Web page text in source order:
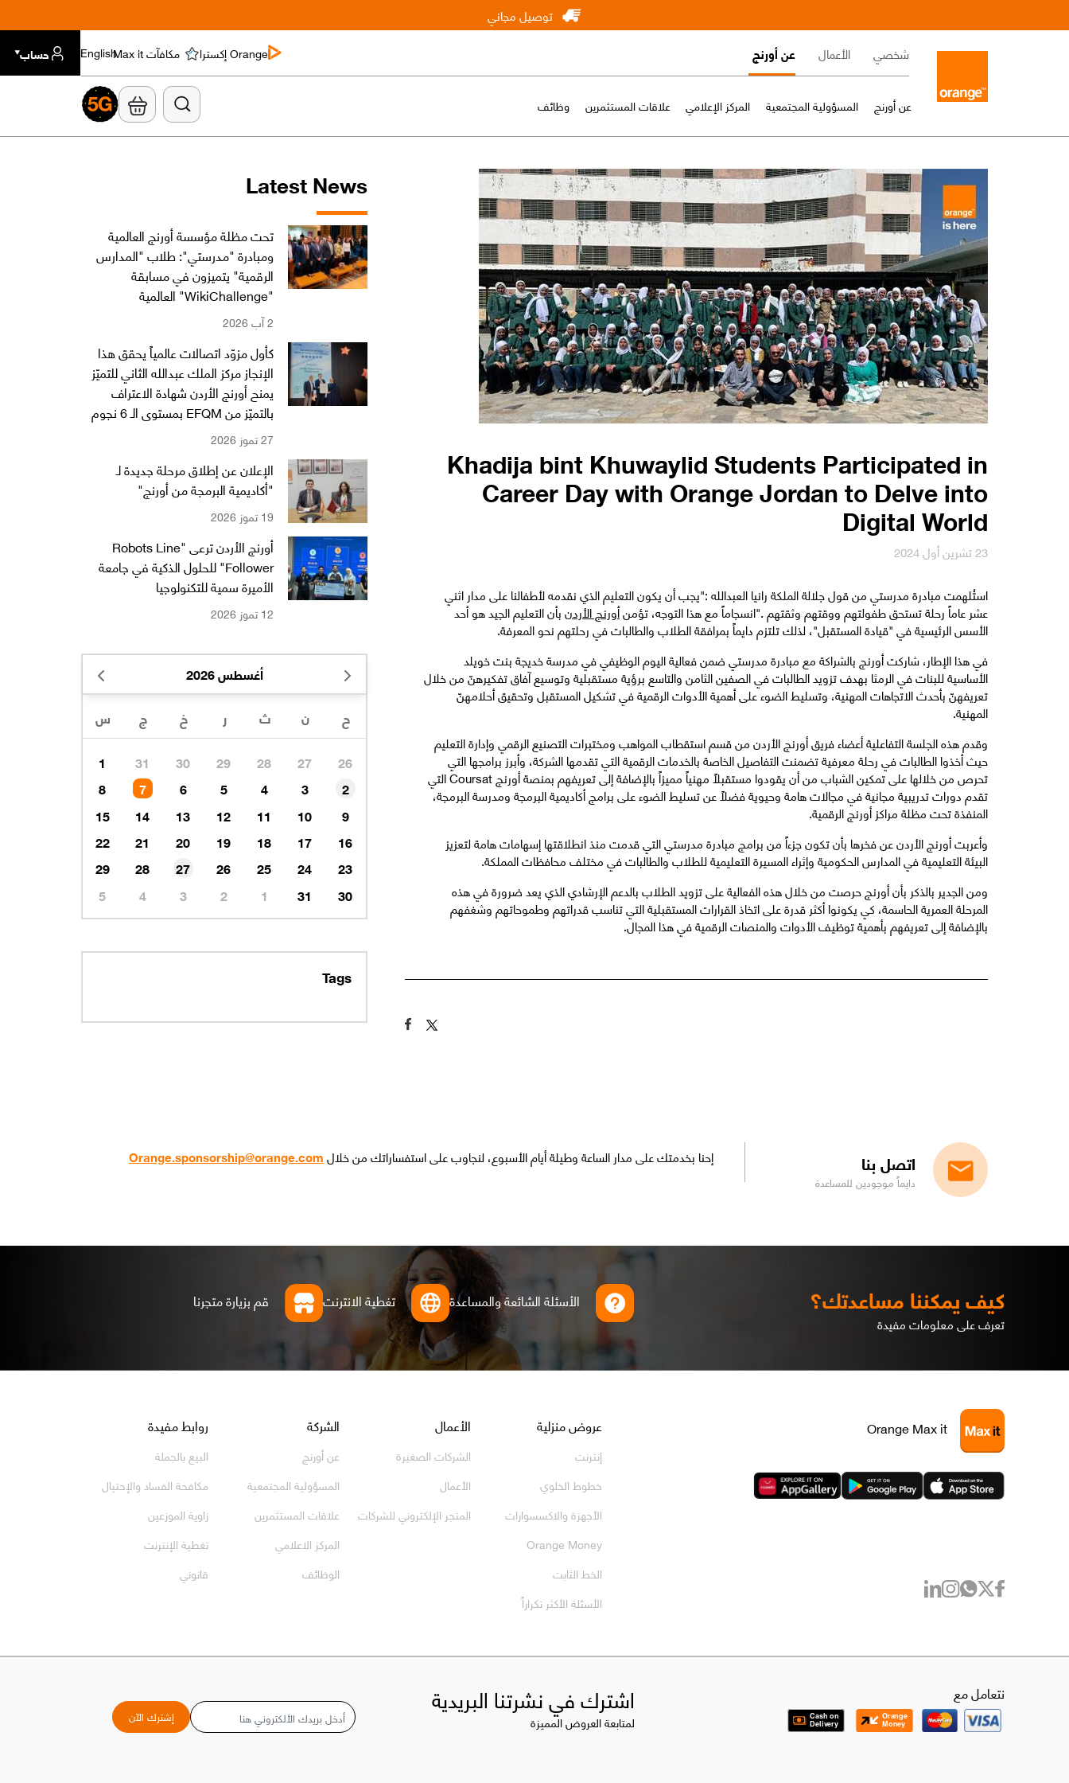
to
توصيل مجاني
Main
navigation
شخصي الأعمال عن أورنج Orange إكسترا مكافآت Max it English حساب
عن أورنج المسؤولية المجتمعية المركز الإعلامي علاقات المستثمرين وظائف
Khadija bint Khuwaylid Students Participated in
Career Day with Orange Jordan to Delve into
Digital World
23 تشرين أول 2024
استُلهمت مبادرة مدرستي من قول جلالة الملكة رانيا العبدالله :"يجب أن يكون التعليم الذي نقدمه لأطفالنا على مدار اثني
عشر عاماً رحلة تستحق طفولتهم ووقتهم وثقتهم ."انسجاماً مع هذا التوجه، تؤمنأورنجالأردنبأن التعليم الجيد هو أحد
الأسس الرئيسية في "قيادة المستقبل"، لذلك تلتزم دايماً بمرافقة الطلاب والطالبات في رحلتهم نحو المعرفة.
في هذا الإطار، شاركت أورنج بالشراكة مع مبادرة مدرستي ضمن فعالية اليوم الوظيفي في مدرسة خديجة بنت خويلد
الأساسية للبنات في الرمثا بهدف تزويد الطالبات في الصفين الثامن والتاسع برؤية مستقبلية وتوسيع آفاق تفكيرهنّ من خلال
تعريفهنّ بأحدث الاتجاهات المهنية، وتسليط الضوء على أهمية الأدوات الرقمية في تشكيل المستقبل وتحقيق أحلامهنّ
المهنية.
وقدم هذه الجلسة التفاعلية أعضاء فريق أورنج الأردن من قسم استقطاب المواهب ومختبرات التصنيع الرقمي وإدارة التعليم
حيث أخذوا الطالبات في رحلة معرفية تضمنت التفاصيل الخاصة بالخدمات الرقمية التي تقدمها الشركة، وأبرز برامجها التي
تحرص من خلالها على تمكين الشباب من أن يقودوا مستقبلاً مهنياً مميزاً بالإضافة إلى تعريفهم بمنصة أورنج Coursat التي
تقدم دورات تدريبية مجانية في مجالات هامة وحيوية فضلاً عن تسليط الضوء على برامج أكاديمية البرمجة ومدرسة البرمجة،
المنفذة تحت مظلة مراكز أورنج الرقمية.
وأعربت أورنج الأردن عن فخرها بأن تكون جزءاً من برامج مبادرة مدرستي التي قدمت منذ انطلاقتها إسهامات هامة لتعزيز
البيئة التعليمية في المدارس الحكومية وإثراء المسيرة التعليمية للطلاب والطالبات في مختلف محافظات المملكة.
ومن الجدير بالذكر بأن أورنج حرصت من خلال هذه الفعالية على تزويد الطلاب بالدعم الإرشادي الذي يعد ضرورة في هذه
المرحلة العمرية الحاسمة، كي يكونوا أكثر قدرة على اتخاذ القرارات المستقبلية التي تناسب قدراتهم وطموحاتهم وشغفهم
بالإضافة إلى تعريفهم بأهمية توظيف الأدوات والمنصات الرقمية في هذا المجال.
Latest News
تحت مظلة مؤسسة أورنج العالمية
ومبادرة "مدرستي": طلاب "المدارس
الرقمية" يتميزون في مسابقة
"WikiChallenge" العالمية
2 آب 2026
كأول مزوّد اتصالات عالمياً يحقق هذا
الإنجاز مركز الملك عبدالله الثاني للتميّز
يمنح أورنج الأردن شهادة الاعتراف
بالتميّز من EFQM بمستوى الـ 6 نجوم
27 تموز 2026
الإعلان عن إطلاق مرحلة جديدة لـ
"أكاديمية البرمجة من أورنج"
19 تموز 2026
أورنج الأردن ترعى "Robots Line
Follower" للحلول الذكية في جامعة
الأميرة سمية للتكنولوجيا
12 تموز 2026
أغسطس 2026
1 31 30 29 28 27
26
8
7 6 5 4 3
2
15
14 13 12 11 10
9
22
21 20 19 18 17
16
29
28 27 26 25 24
23
5
4 3 2 1 31 30
Tags
اتصل بنا
دايماً موجودين للمساعدة
إحنا بخدمتك على مدار الساعة وطيلة أيام الأسبوع، لنجاوب على استفساراتك من خلالOrange.sponsorship@orange.com
كيف يمكننا مساعدتك؟
تعرف على معلومات مفيدة
الأسئلة الشائعة والمساعدة تغطية الانترنت قم بزيارة متجرنا
Footer
عروض منزلية
إنترنت
خطوط الخلوي
الأجهزة والاكسسوارات
Orange Money
الخط الثابت
الأسئلة الأكثر تكراراً
الأعمال
الشركات الصغيرة
الأعمال
المتجر الإلكتروني للشركات
الشركة
عن أورنج
المسؤولية المجتمعية
علاقات المستثمرين
المركز الاعلامي
الوظائف
روابط مفيدة
البيع بالجملة
مكافحة الفساد والإحتيال
زاوية الموزعين
تغطية الإنترنت
قانوني
Orange Max it
نتعامل مع اشترك في نشرتنا البريدية
لمتابعة العروض المميزة
البريد
الإلكتروني
إشترك الآن